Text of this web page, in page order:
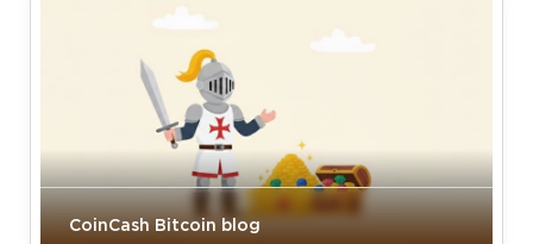
CoinCash Bitcoin blog